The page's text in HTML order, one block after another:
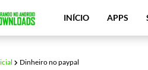
INÍCIO APPS
Dinheiro no paypal